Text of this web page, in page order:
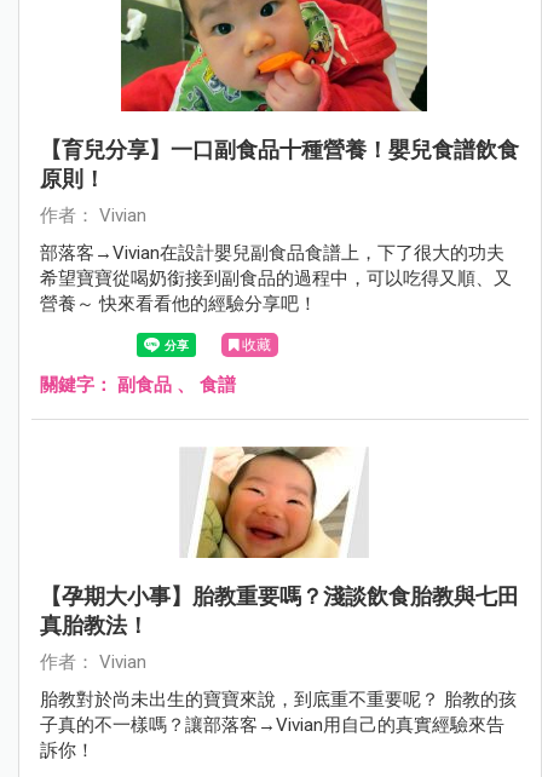
【育兒分享】一口副食品十種營養！嬰兒食譜飲食
原則！
作者： Vivian
部落客→Vivian在設計嬰兒副食品食譜上，下了很大的功夫
希望寶寶從喝奶銜接到副食品的過程中，可以吃得又順、又
營養～ 快來看看他的經驗分享吧！
收藏
關鍵字： 副食品 、 食譜
【孕期大小事】胎教重要嗎？淺談飲食胎教與七田
真胎教法！
作者： Vivian
胎教對於尚未出生的寶寶來說，到底重不重要呢？ 胎教的孩
子真的不一樣嗎？讓部落客→Vivian用自己的真實經驗來告
訴你！